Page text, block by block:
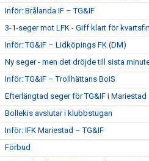
Inför: Brålanda IF – TG&IF
3-1-seger mot LFK - Giff klart för
Inför: TG&IF – Lidköpings FK (DM)
Ny seger - men det dröjde till sista
Inför: TG&IF – Trollhättans BoIS
Efterlängtad seger för TG&IF i Mariestad
Bollekis avslutar i klubbstugan
Inför: IFK Mariestad – TG&IF
Förbud